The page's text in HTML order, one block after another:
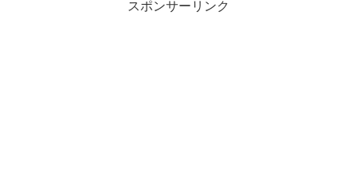
スポンサーリンク